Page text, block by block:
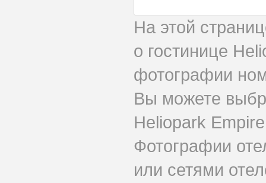
На этой
о гостинице
фотографии
Вы можете
Heliopark
Фотографии
или сетями